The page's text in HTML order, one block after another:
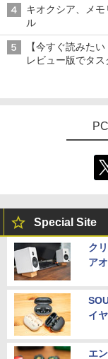
キオクシア、メ
ル
【今すぐ読みた
レビュー版でタ
Special Site
ク
ア
イ
エ